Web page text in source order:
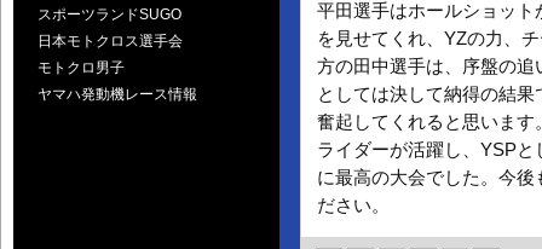
平田選手はホールショッ
を見せてくれ、YZの力、
方の田中選手は、序盤の
としては決して納得の結
奮起してくれると思いま
ライダーが活躍し、YSP
に最高の大会でした。今
ださい。
スポーツランドSUGO
日本モトクロス選手会
モトクロ男子
ヤマハ発動機レース情報